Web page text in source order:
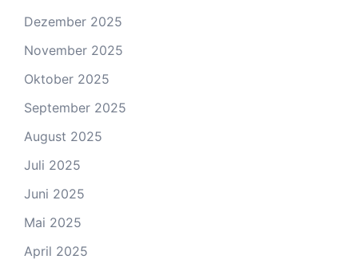
Dezember 2025
November 2025
Oktober 2025
September 2025
August 2025
Juli 2025
Juni 2025
Mai 2025
April 2025